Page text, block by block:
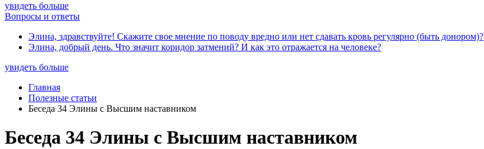
увидеть больше
Вопросы и ответы
Элина, здравствуйте! Скажите свое мнение по поводу вредно или нет сдавать кровь регулярно (быть донором)?
Элина, добрый день. Что значит коридор затмений? И как это отражается на человеке?
увидеть больше
Главная
Полезные статьи
Беседа 34 Элины с Высшим наставником
Беседа 34 Элины с Высшим наставником